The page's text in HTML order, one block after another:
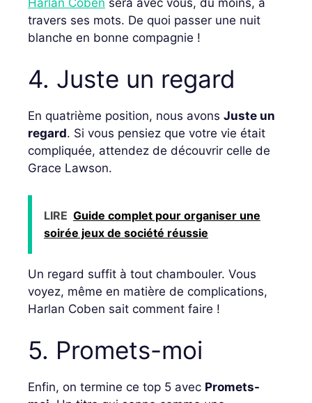
travers ses mots. De quoi passer une nuit
blanche en bonne compagnie !
4. Juste un regard
En quatrième position, nous avons Juste un
regard. Si vous pensiez que votre vie était
compliquée, attendez de découvrir celle de
Grace Lawson.
LIRE Guide complet pour organiser une
soirée jeux de société réussie
Un regard suffit à tout chambouler. Vous
voyez, même en matière de complications,
Harlan Coben sait comment faire !
5. Promets-moi
Enfin, on termine ce top 5 avec Promets-